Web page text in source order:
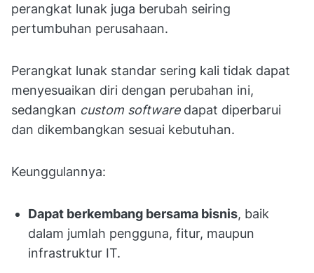
perangkat lunak juga berubah seiring
pertumbuhan perusahaan.
Perangkat lunak standar sering kali tidak dapat
menyesuaikan diri dengan perubahan ini,
sedangkan custom softwaredapat diperbarui
dan dikembangkan sesuai kebutuhan.
Keunggulannya:
Dapat berkembang bersama bisnis, baik
dalam jumlah pengguna, fitur, maupun
infrastruktur IT.